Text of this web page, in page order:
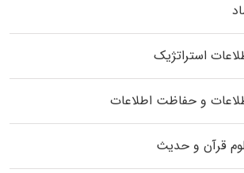
استراتژیک
و حفاظت اطلاعات
قرآن و حدیث